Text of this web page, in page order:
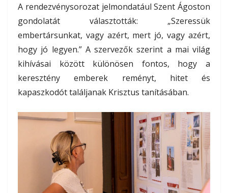
A rendezvénysorozat jelmondatául Szent Ágoston
gondolatát választották: „Szeressük
embertársunkat, vagy azért, mert jó, vagy azért,
hogy jó legyen.” A szervezők szerint a mai világ
kihívásai között különösen fontos, hogy a
keresztény emberek reményt, hitet és
kapaszkodót találjanak Krisztus tanításában.